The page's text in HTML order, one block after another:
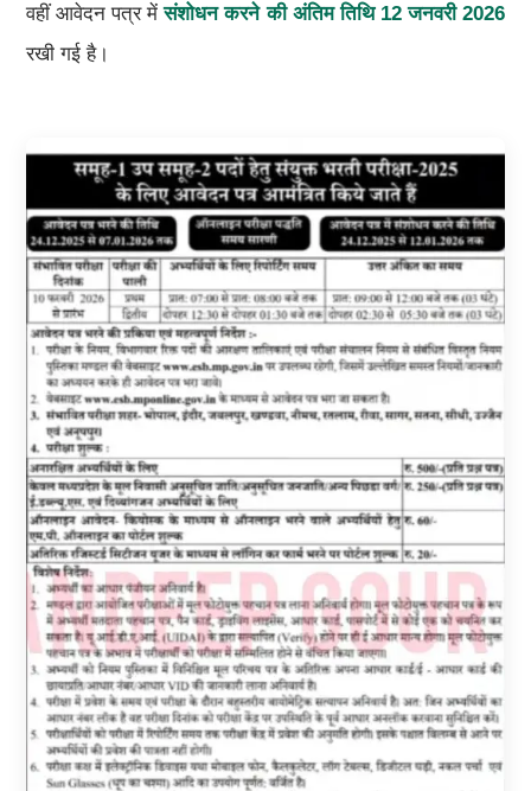
वहीं आवेदन पत्र मेंसंशोधन करने की अंतिम तिथि 12 जनवरी 2026
रखी गई है।